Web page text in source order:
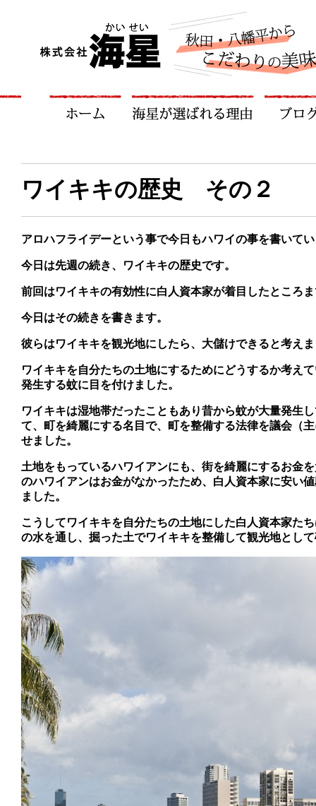
ワイキキの歴史 その２
アロハフライデーという事で今日もハワイの事を書いて
今日は先週の続き、ワイキキの歴史です。
前回はワイキキの有効性に白人資本家が着目したところ
今日はその続きを書きます。
彼らはワイキキを観光地にしたら、大儲けできると考え
ワイキキを自分たちの土地にするためにどうするか考え
発生する蚊に目を付けました。
ワイキキは湿地帯だったこともあり昔から蚊が大量発生
て、町を綺麗にする名目で、町を整備する法律を議会（
せました。
土地をもっているハワイアンにも、街を綺麗にするお金
のハワイアンはお金がなかったため、白人資本家に安い
ました。
こうしてワイキキを自分たちの土地にした白人資本家た
の水を通し、掘った土でワイキキを整備して観光地とし